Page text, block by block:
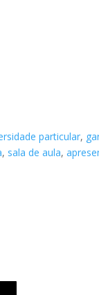
particular,
, sala de aula,